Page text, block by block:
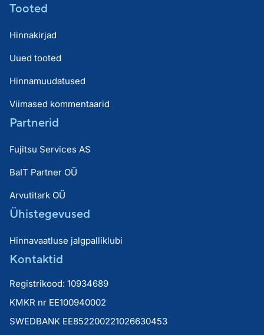
Tooted
Hinnakirjad
Uued tooted
Hinnamuudatused
Viimased kommentaarid
Partnerid
Fujitsu Services AS
BaIT Partner OÜ
Arvutitark OÜ
Ühistegevused
Hinnavaatluse jalgpalliklubi
Kontaktid
Registrikood: 10934689
KMKR nr EE100940002
SWEDBANK EE852200221026630453